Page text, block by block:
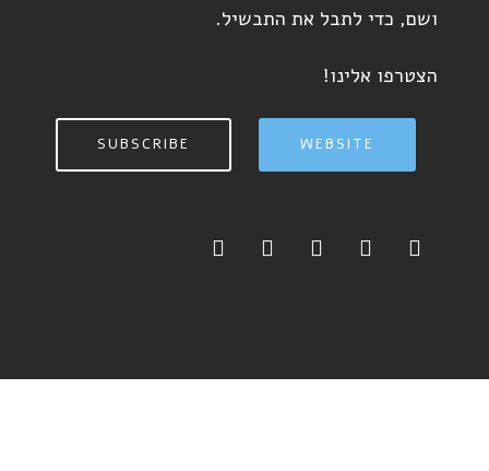
ושם, כדי לתבל את התבשיל.
הצטרפו אלינו!
WEBSITE
SUBSCRIBE